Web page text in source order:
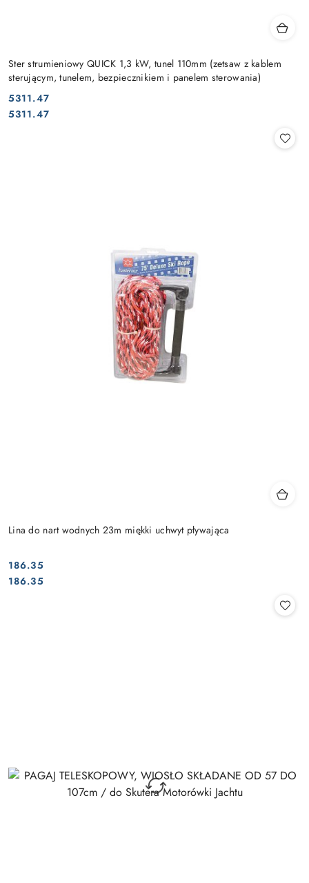
Ster strumieniowy QUICK 1,3 kW, tunel 110mm (zetsaw z kablem
sterującym, tunelem, bezpiecznikiem i panelem sterowania)
Cena:
5311.47
Cena:
5311.47
Lina do nart wodnych 23m miękki uchwyt pływająca
Cena:
186.35
Cena:
186.35